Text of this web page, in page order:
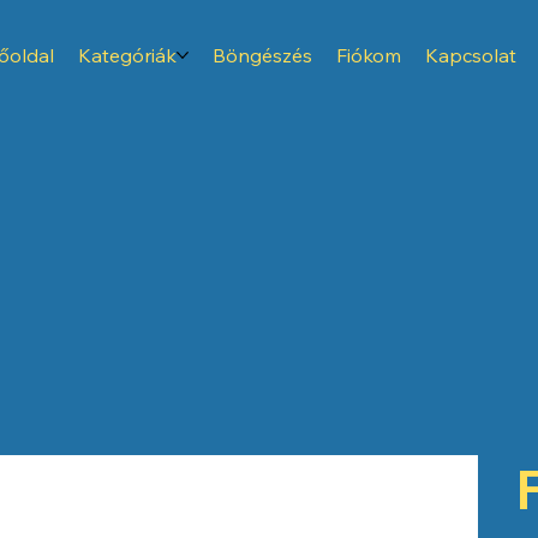
Kategóriák Böngészés Fiókom Kapcsolat